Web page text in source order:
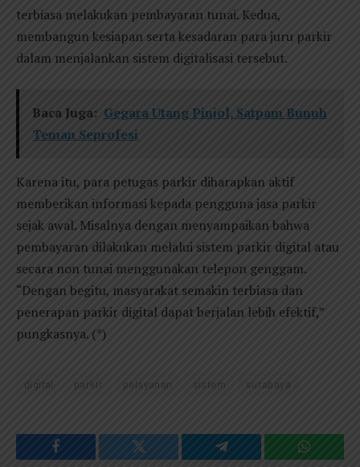
terbiasa melakukan pembayaran tunai. Kedua,
membangun kesiapan serta kesadaran para juru parkir
dalam menjalankan sistem digitalisasi tersebut.
Baca Juga: Gegara Utang Pinjol, Satpam Bunuh
Teman Seprofesi
Karena itu, para petugas parkir diharapkan aktif
memberikan informasi kepada pengguna jasa parkir
sejak awal. Misalnya dengan menyampaikan bahwa
pembayaran dilakukan melalui sistem parkir digital atau
secara non tunai menggunakan telepon genggam.
“Dengan begitu, masyarakat semakin terbiasa dan
penerapan parkir digital dapat berjalan lebih efektif,”
pungkasnya. (*)
digital parkir pelayanan sistem surabaya
Facebook Twitter Telegram